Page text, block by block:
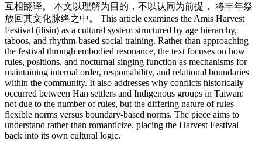
互相翻译。 本文以理解为目的，不以认同为前提， 将丰年祭
放回其文化脉络之中。 This article examines the Amis Harvest
Festival (ilisin) as a cultural system structured by age hierarchy,
taboos, and rhythm-based social training. Rather than approaching
the festival through embodied resonance, the text focuses on how
rules, positions, and nocturnal singing function as mechanisms for
maintaining internal order, responsibility, and relational boundaries
within the community. It also addresses why conflicts historically
occurred between Han settlers and Indigenous groups in Taiwan:
not due to the number of rules, but the differing nature of rules—
flexible norms versus boundary-based norms. The piece aims to
understand rather than romanticize, placing the Harvest Festival
back into its own cultural logic.